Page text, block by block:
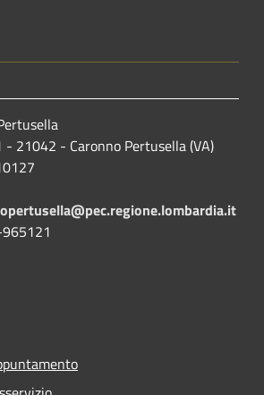
- 21042 - Caronno Pertusella (VA)